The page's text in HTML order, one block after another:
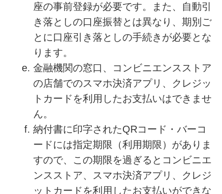
座の事前登録が必要です。また、自動引
き落としの口座振替とは異なり、期別ご
とに口座引き落としの手続きが必要とな
ります。
金融機関の窓口、コンビニエンスストア
の店舗でのスマホ決済アプリ、クレジッ
トカードを利用したお支払いはできませ
ん。
納付書に印字されたQRコード・バーコ
ードには指定期限（利用期限）がありま
すので、この期限を過ぎるとコンビニエ
ンスストア、スマホ決済アプリ、クレジ
ットカードを利用したお支払いができな